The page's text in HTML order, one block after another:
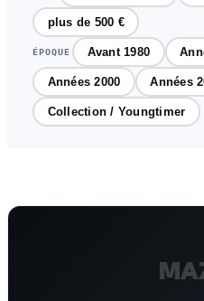
plus de 500 €
ÉPOQUE Avant 1980
Années 2000 Années
Collection / Youngtimer